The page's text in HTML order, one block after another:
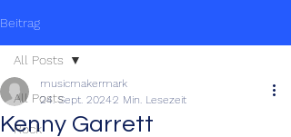
Beitrag
All Posts
Rock
All Posts
Kenny Garrett
musicmakermark
24. Sept. 20242 Min. Lesezeit